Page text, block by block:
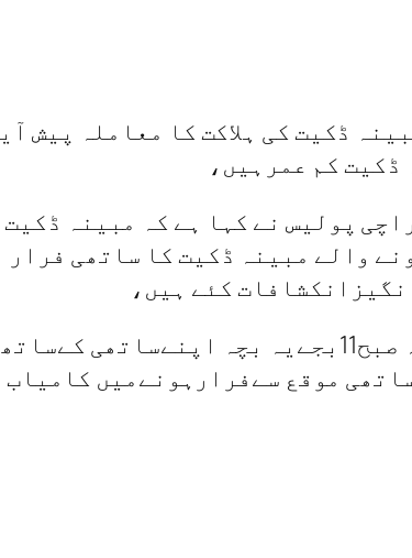
ڈکیت کی ہلاکت کا معاملہ پیش
ڈکیت کم عمرہیں،
والے مبینہ ڈکیت کا ساتھی
کئے ہیں،
ملزمان کی جانب سے کہا گیا ہے کہ
موقع سےفرارہونےمیں کامیاب